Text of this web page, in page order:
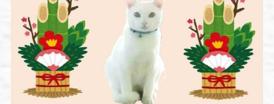
お問い合わせ